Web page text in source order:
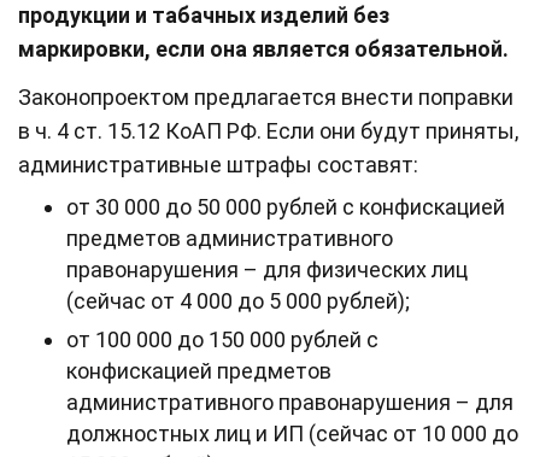
продукции и табачных изделий без
маркировки, если она является обязательной.
Законопроектом предлагается внести поправки
в ч. 4 ст. 15.12 КоАП РФ. Если они будут приняты,
административные штрафы составят:
от 30 000 до 50 000 рублей с конфискацией
предметов административного
правонарушения – для физических лиц
(сейчас от 4 000 до 5 000 рублей);
от 100 000 до 150 000 рублей с
конфискацией предметов
административного правонарушения – для
должностных лиц и ИП (сейчас от 10 000 до